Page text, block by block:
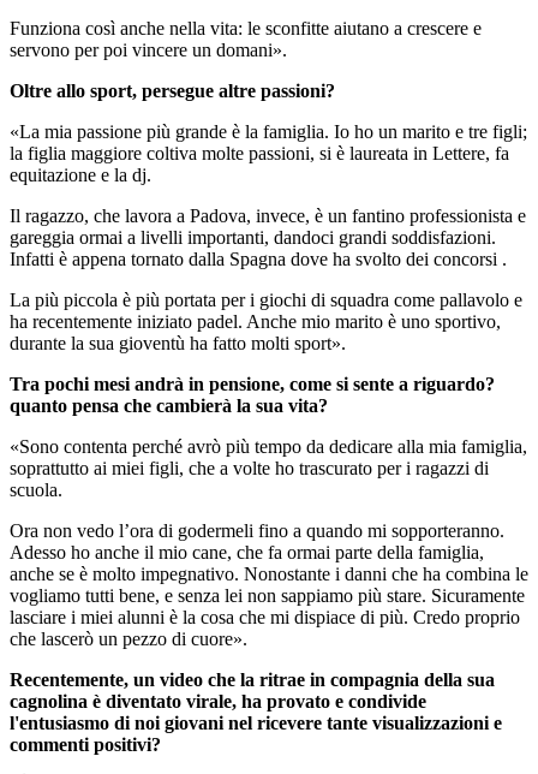
Funziona così anche nella vita: le sconfitte aiutano a crescere e
servono per poi vincere un domani».
Oltre allo sport, persegue altre passioni?
«La mia passione più grande è la famiglia. Io ho un marito e tre figli;
la figlia maggiore coltiva molte passioni, si è laureata in Lettere, fa
equitazione e la dj.
Il ragazzo, che lavora a Padova, invece, è un fantino professionista e
gareggia ormai a livelli importanti, dandoci grandi soddisfazioni.
Infatti è appena tornato dalla Spagna dove ha svolto dei concorsi .
La più piccola è più portata per i giochi di squadra come pallavolo e
ha recentemente iniziato padel. Anche mio marito è uno sportivo,
durante la sua gioventù ha fatto molti sport».
Tra pochi mesi andrà in pensione, come si sente a riguardo?
quanto pensa che cambierà la sua vita?
«Sono contenta perché avrò più tempo da dedicare alla mia famiglia,
soprattutto ai miei figli, che a volte ho trascurato per i ragazzi di
scuola.
Ora non vedo l’ora di godermeli fino a quando mi sopporteranno.
Adesso ho anche il mio cane, che fa ormai parte della famiglia,
anche se è molto impegnativo. Nonostante i danni che ha combina le
vogliamo tutti bene, e senza lei non sappiamo più stare. Sicuramente
lasciare i miei alunni è la cosa che mi dispiace di più. Credo proprio
che lascerò un pezzo di cuore».
Recentemente, un video che la ritrae in compagnia della sua
cagnolina è diventato virale, ha provato e condivide
l'entusiasmo di noi giovani nel ricevere tante visualizzazioni e
commenti positivi?